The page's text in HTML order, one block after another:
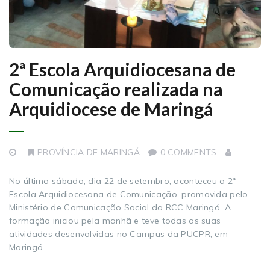
2ª Escola Arquidiocesana de
Comunicação realizada na
Arquidiocese de Maringá
PROVÍNCIA DE MARINGÁ 0 COMMENTS
No último sábado, dia 22 de setembro, aconteceu a 2ª
Escola Arquidiocesana de Comunicação, promovida pelo
Ministério de Comunicação Social da RCC Maringá. A
formação iniciou pela manhã e teve todas as suas
atividades desenvolvidas no Campus da PUCPR, em
Maringá.